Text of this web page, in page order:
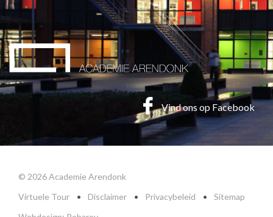
Vind ons op Facebook
© 2026 Academie Arendonk
Virtuele Tour
• Disclaimer • Privacybeleid •
Sitemap